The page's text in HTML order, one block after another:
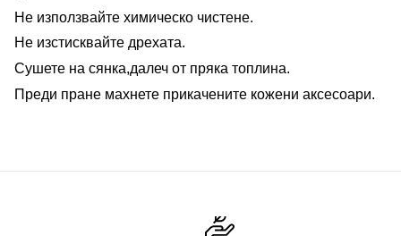
Не използвайте химическо чистене.
Не изстисквайте дрехата.
Сушете на сянка,далеч от пряка топлина.
Преди пране махнете прикачените кожени аксесоари.